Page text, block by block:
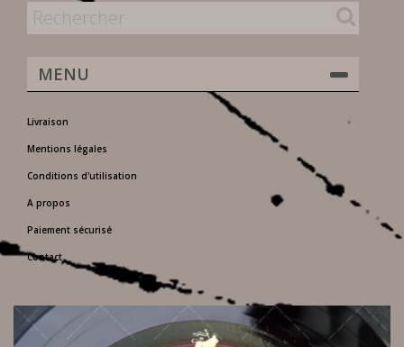
MENU
Livraison
Mentions légales
Conditions d'utilisation
A propos
Paiement sécurisé
Contact